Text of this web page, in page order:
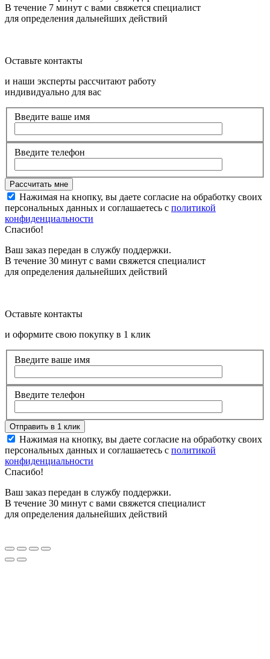
В течение 7 минут с вами свяжется специалист
для определения дальнейших действий
Оставьте контакты
и наши эксперты рассчитают работу
индивидуально для вас
Введите ваше имя
Введите телефон
Нажимая на кнопку, вы даете согласие на обработку своих
персональных данных и соглашаетесь с политикой
конфиденциальности
Спасибо!
Ваш заказ передан в службу поддержки.
В течение 30 минут с вами свяжется специалист
для определения дальнейших действий
Оставьте контакты
и оформите свою покупку в 1 клик
Введите ваше имя
Введите телефон
Нажимая на кнопку, вы даете согласие на обработку своих
персональных данных и соглашаетесь с политикой
конфиденциальности
Спасибо!
Ваш заказ передан в службу поддержки.
В течение 30 минут с вами свяжется специалист
для определения дальнейших действий